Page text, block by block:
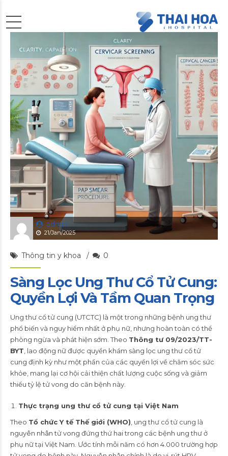
admin
21/Jan/2025
Thông tin y khoa 0
Sàng Lọc Ung Thư Cổ Tử Cung:
Quyền Lợi Và Tầm Quan Trọng
Ung thư cổ tử cung (UTCTC) là một trong những bệnh ung thư
phổ biến và nguy hiểm nhất ở phụ nữ, nhưng hoàn toàn có thể
phòng ngừa và phát hiện sớm. Theo Thông tư 09/2023/TT-
BYT , lao động nữ được quyền khám sàng lọc ung thư cổ tử
cung định kỳ như một phần của các quyền lợi về chăm sóc sức
khỏe, mang lại cơ hội cải thiện chất lượng cuộc sống và giảm
thiểu tỷ lệ tử vong do căn bệnh này.
Thực trạng ung thư cổ tử cung tại Việt Nam
Theo Tổ chức Y tế Thế giới (WHO) , ung thư cổ tử cung là
nguyên nhân tử vong đứng thứ hai trong các bệnh ung thư ở
phụ nữ tại Việt Nam. Ước tính mỗi năm có hơn 4.000 trường hợp